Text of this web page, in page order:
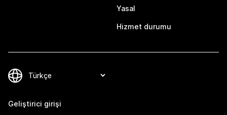
Yasal
Hizmet durumu
Geliştirici girişi